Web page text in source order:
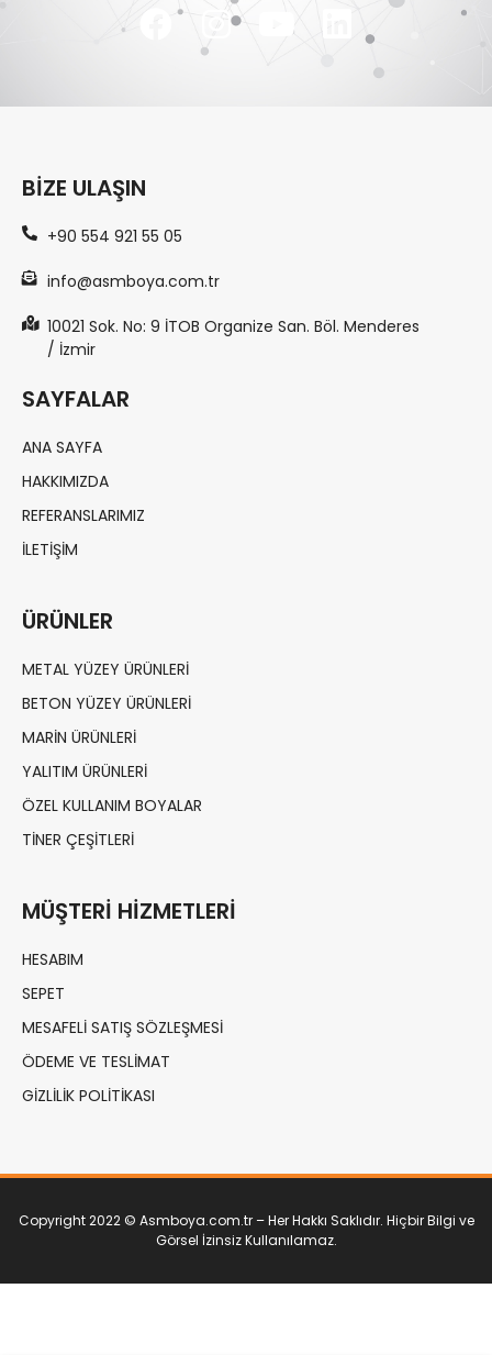
BIZE ULAŞIN
+90 554 921 55 05
info@asmboya.com.tr
10021 Sok. No: 9 İTOB Organize San. Böl. Menderes
/ İzmir
SAYFALAR
ANA SAYFA
HAKKIMIZDA
REFERANSLARIMIZ
İLETIŞIM
ÜRÜNLER
METAL YÜZEY ÜRÜNLERI
BETON YÜZEY ÜRÜNLERI
MARIN ÜRÜNLERI
YALITIM ÜRÜNLERI
ÖZEL KULLANIM BOYALAR
TINER ÇEŞITLERI
MÜŞTERI HIZMETLERI
HESABIM
SEPET
MESAFELI SATIŞ SÖZLEŞMESI
ÖDEME VE TESLIMAT
GIZLILIK POLITIKASI
Copyright 2022 © Asmboya.com.tr – Her Hakkı Saklıdır. Hiçbir Bilgi ve
Görsel İzinsiz Kullanılamaz.